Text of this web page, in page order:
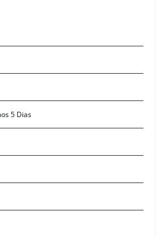
5 Dias